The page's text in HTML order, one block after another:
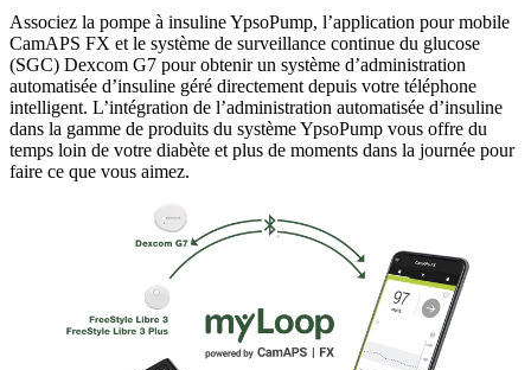
Associez la pompe à insuline YpsoPump, l’application pour mobile
CamAPS FX et le système de surveillance continue du glucose
(SGC) Dexcom G7 pour obtenir un système d’administration
automatisée d’insuline géré directement depuis votre téléphone
intelligent. L’intégration de l’administration automatisée d’insuline
dans la gamme de produits du système YpsoPump vous offre du
temps loin de votre diabète et plus de moments dans la journée pour
faire ce que vous aimez.